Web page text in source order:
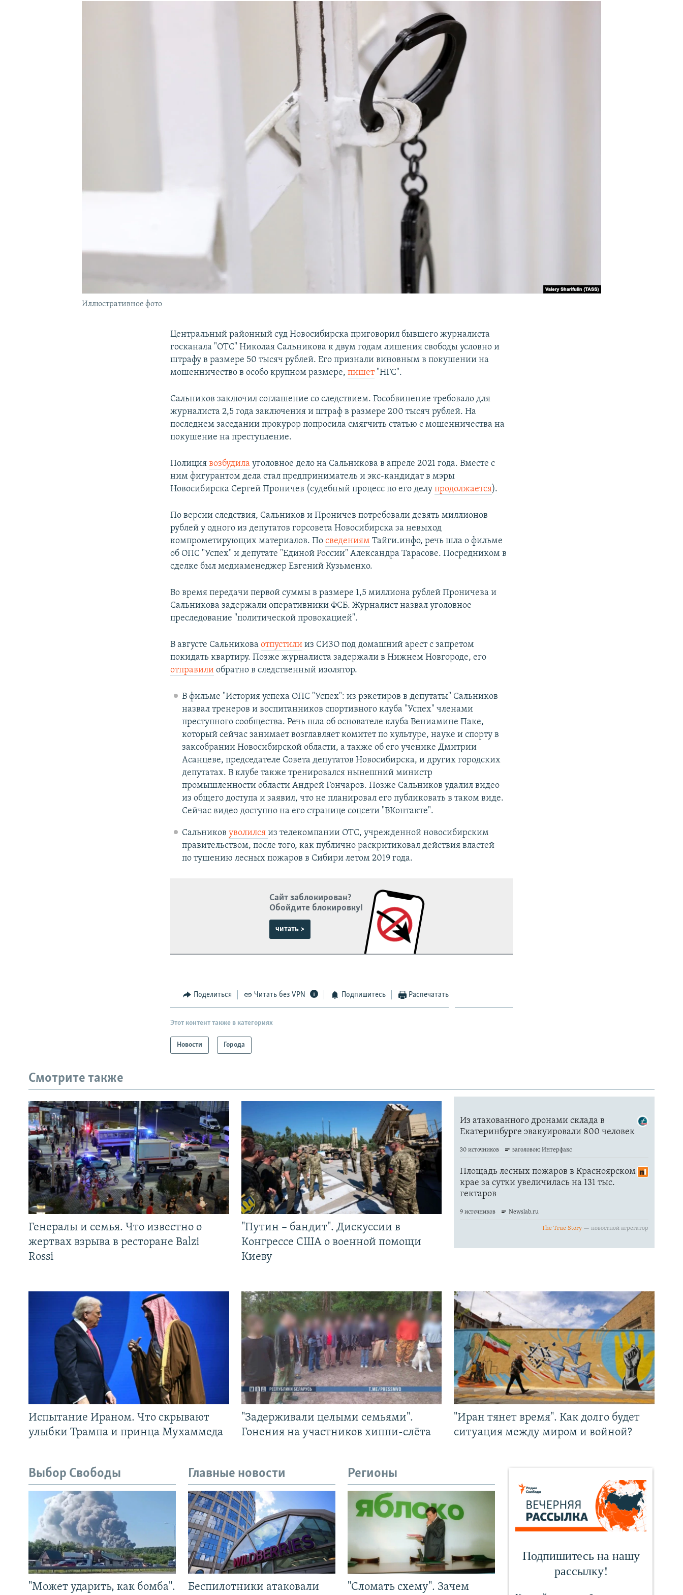
Иллюстративное фото
Центральный районный суд Новосибирска приговорил бывшего журналиста
госканала "ОТС" Николая Сальникова к двум годам лишения свободы условно и
штрафу в размере 50 тысяч рублей. Его признали виновным в покушении на
мошенничество в особо крупном размере,пишет"НГС".
Сальников заключил соглашение со следствием. Гособвинение требовало для
журналиста 2,5 года заключения и штраф в размере 200 тысяч рублей. На
последнем заседании прокурор попросила смягчить статью с мошенничества на
покушение на преступление.
Полициявозбудила уголовное дело на Сальникова в апреле 2021 года. Вместе с
ним фигурантом дела стал предприниматель и экс-кандидат в мэры
Новосибирска Сергей Проничев (судебный процесс по его делупродолжается).
По версии следствия, Сальников и Проничев потребовали девять миллионов
рублей у одного из депутатов горсовета Новосибирска за невыход
компрометирующих материалов. Посведениям Тайги.инфо, речь шла о фильме
об ОПС "Успех" и депутате "Единой России" Александра Тарасове. Посредником в
сделке был медиаменеджер Евгений Кузьменко.
Во время передачи первой суммы в размере 1,5 миллиона рублей Проничева и
Сальникова задержали оперативники ФСБ. Журналист назвал уголовное
преследование "политической провокацией".
В августе Сальниковаотпустили из СИЗО под домашний арест с запретом
покидать квартиру. Позже журналиста задержали в Нижнем Новгороде, его
отправили обратно в следственный изолятор.
В фильме "История успеха ОПС "Успех": из рэкетиров в депутаты" Сальников
назвал тренеров и воспитанников спортивного клуба "Успех" членами
преступного сообщества. Речь шла об основателе клуба Вениамине Паке,
который сейчас занимает возглавляет комитет по культуре, науке и спорту в
заксобрании Новосибирской области, а также об его ученике Дмитрии
Асанцеве, председателе Совета депутатов Новосибирска, и других городских
депутатах. В клубе также тренировался нынешний министр
промышленности области Андрей Гончаров. Позже Сальников удалил видео
из общего доступа и заявил, что не планировал его публиковать в таком виде.
Сейчас видео доступно на его странице соцсети "ВКонтакте".
Сальников уволился из телекомпании ОТС, учрежденной новосибирским
правительством, после того, как публично раскритиковал действия властей
по тушению лесных пожаров в Сибири летом 2019 года.
Сайт заблокирован?
Обойдите блокировку!
читать >
Поделиться Читать без VPN Подпишитесь Распечатать
Этот контент также в категориях
Новости Города
Смотрите также
Генералы и семья. Что известно о
жертвах взрыва в ресторане Balzi
Rossi
"Путин – бандит". Дискуссии в
Конгрессе США о военной помощи
Киеву
Испытание Ираном. Что скрывают
улыбки Трампа и принца Мухаммеда
"Задерживали целыми семьями".
Гонения на участников хиппи-слёта
"Иран тянет время". Как долго будет
ситуация между миром и войной?
Выбор Свободы
"Может ударить, как бомба".
Главные новости
Беспилотники атаковали
Регионы
"Сломать схему". Зачем